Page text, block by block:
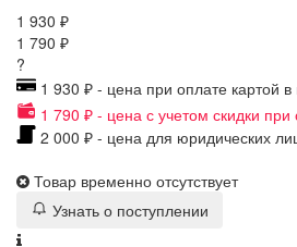
1 930 ₽
1 790 ₽
?
1 930 ₽ - цена при оплате картой в
1 790 ₽ - цена с учетом скидки
2 000 ₽ - цена для юридических
Товар временно отсутствует
Узнать о поступлении